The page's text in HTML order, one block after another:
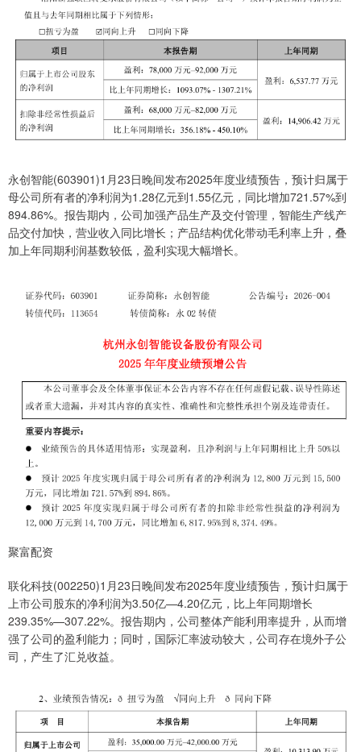
永创智能(603901)1月23日晚间发布2025年度业绩预告，预计归属于
母公司所有者的净利润为1.28亿元到1.55亿元，同比增加721.57%到
894.86%。报告期内，公司加强产品生产及交付管理，智能生产线产
品交付加快，营业收入同比增长；产品结构优化带动毛利率上升，叠
加上年同期利润基数较低，盈利实现大幅增长。
聚富配资
联化科技(002250)1月23日晚间发布2025年度业绩预告，预计归属于
上市公司股东的净利润为3.50亿—4.20亿元，比上年同期增长
239.35%—307.22%。报告期内，公司整体产能利用率提升，从而增
强了公司的盈利能力；同时，国际汇率波动较大，公司存在境外子公
司，产生了汇兑收益。